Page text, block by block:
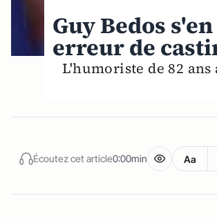
Guy Bedos
erreur de
L'humoriste de 82
Écoutez cet article0:00min Aa